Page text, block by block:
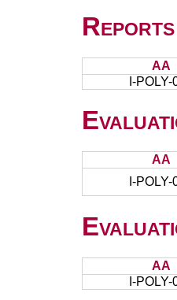
AA
I-POLY-
AA
I-POLY-
AA
I-POLY-